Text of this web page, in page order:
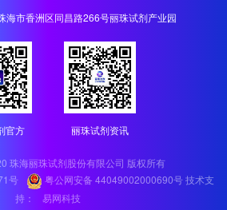
海市香洲区同昌路266号丽珠试剂产业园
官方 丽珠试剂资讯
珠海丽珠试剂股份有限公司 版权所有
号
粤公网安备 44049002000690号 技术支
持：
易网科技